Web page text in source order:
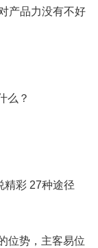
产品力没有不好
么？
精彩 27种途径
位势，主客易位